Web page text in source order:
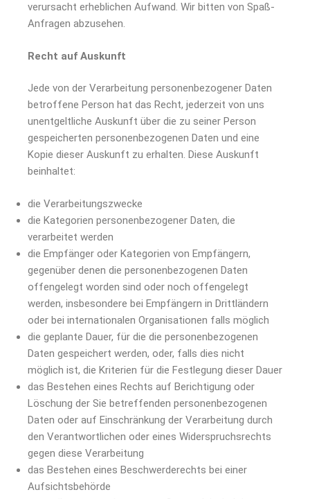
verursacht erheblichen Aufwand. Wir bitten von Spaß-
Anfragen abzusehen.
Recht auf Auskunft
Jede von der Verarbeitung personenbezogener Daten
betroffene Person hat das Recht, jederzeit von uns
unentgeltliche Auskunft über die zu seiner Person
gespeicherten personenbezogenen Daten und eine
Kopie dieser Auskunft zu erhalten. Diese Auskunft
beinhaltet:
die Verarbeitungszwecke
die Kategorien personenbezogener Daten, die
verarbeitet werden
die Empfänger oder Kategorien von Empfängern,
gegenüber denen die personenbezogenen Daten
offengelegt worden sind oder noch offengelegt
werden, insbesondere bei Empfängern in Drittländern
oder bei internationalen Organisationen falls möglich
die geplante Dauer, für die die personenbezogenen
Daten gespeichert werden, oder, falls dies nicht
möglich ist, die Kriterien für die Festlegung dieser Dauer
das Bestehen eines Rechts auf Berichtigung oder
Löschung der Sie betreffenden personenbezogenen
Daten oder auf Einschränkung der Verarbeitung durch
den Verantwortlichen oder eines Widerspruchsrechts
gegen diese Verarbeitung
das Bestehen eines Beschwerderechts bei einer
Aufsichtsbehörde